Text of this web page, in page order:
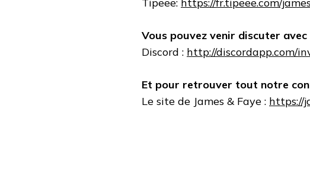
Tipeee: https://fr.tipeee.com/
Vous pouvez venir discuter
Discord : http://discordapp.com/
Et pour retrouver tout notre
Le site de James & Faye : https://